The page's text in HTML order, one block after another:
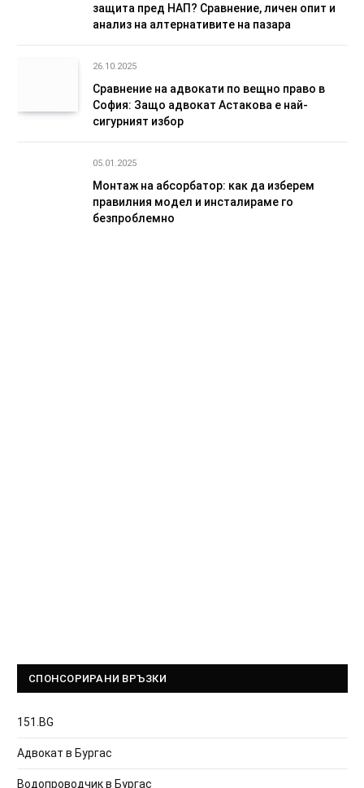
защита пред НАП? Сравнение, личен опит и
анализ на алтернативите на пазара
26.10.2025
Сравнение на адвокати по вещно право в
София: Защо адвокат Астакова е най-
сигурният избор
05.01.2025
Монтаж на абсорбатор: как да изберем
правилния модел и инсталираме го
безпроблемно
СПОНСОРИРАНИ ВРЪЗКИ
151.BG
Адвокат в Бургас
Водопроводчик в Бургас